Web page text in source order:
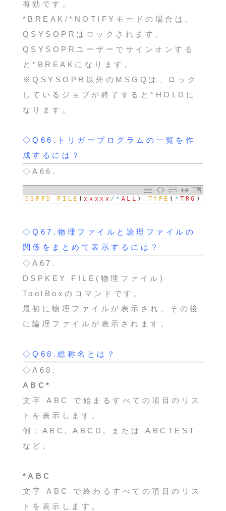
有効です。
*BREAK/*NOTIFYモードの場合は、
QSYSOPRはロックされます。
QSYSOPRユーザーでサインオンする
と*BREAKになります。
※QSYSOPR以外のMSGQは、ロック
しているジョブが終了すると*HOLDに
なります。
◇Q66.トリガープログラムの一覧を作
成するには？
◇A66.
DSPFD FILE (xxxxx / * ALL ) TYPE ( *TRG )
◇Q67.物理ファイルと論理ファイルの
関係をまとめて表示するには？
◇A67.
DSPKEY FILE(物理ファイル)
ToolBoxのコマンドです。
最初に物理ファイルが表示され、その後
に論理ファイルが表示されます。
◇Q68.総称名とは？
◇A68.
ABC*
文字 ABC で始まるすべての項目のリス
トを表示します。
例：ABC, ABCD, または ABCTEST
など。
*ABC
文字 ABC で終わるすべての項目のリス
トを表示します。